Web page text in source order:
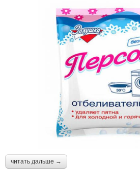
читать дальше →